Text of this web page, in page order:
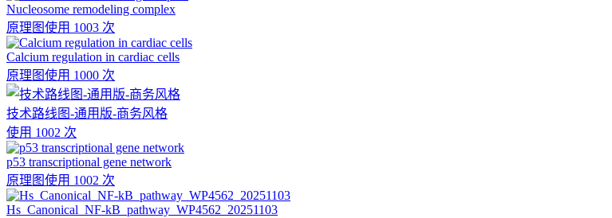
Nucleosome remodeling complex
原理图使用 1003 次
Calcium regulation in cardiac cells
原理图使用 1000 次
技术路线图-通用版-商务风格
使用 1002 次
p53 transcriptional gene network
原理图使用 1002 次
Hs_Canonical_NF-kB_pathway_WP4562_20251103